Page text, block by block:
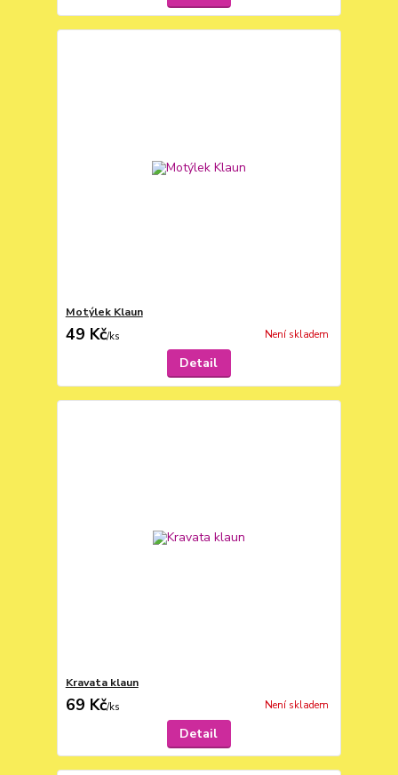
Motýlek Klaun
49 Kč/ks Není skladem
Detail
Kravata klaun
69 Kč/ks Není skladem
Detail